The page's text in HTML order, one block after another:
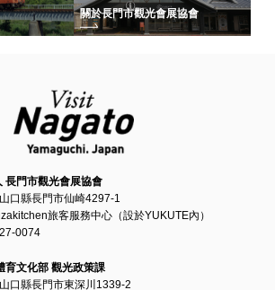
關於長門市觀光會展協會
長門市觀光會展協會
口縣長門市仙崎4297-1
旅客服務中心（設於YUKUTE內）
0074
育文化部 觀光政策課
口縣長門市東深川1339-2